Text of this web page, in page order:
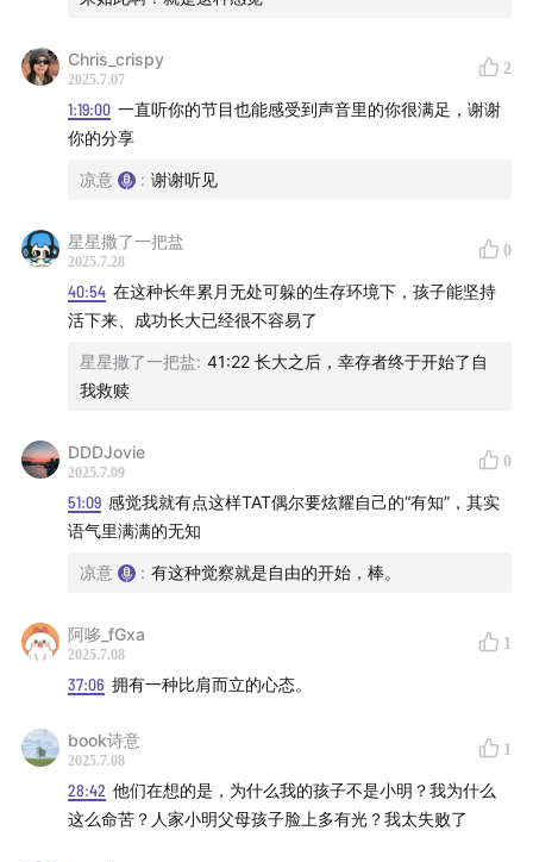
Chris_crispy
2025.7.07
2
1:19:00 一直听你的节目也能感受到声音里的你很满足，谢谢
你的分享
凉意 : 谢谢听见
星星撒了一把盐
2025.7.28
0
40:54 在这种长年累月无处可躲的生存环境下，孩子能坚持
活下来、成功长大已经很不容易了
星星撒了一把盐: 41:22 长大之后，幸存者终于开始了自
我救赎
DDDJovie
2025.7.09
0
51:09 感觉我就有点这样TAT偶尔要炫耀自己的“有知”，其实
语气里满满的无知
凉意 : 有这种觉察就是自由的开始，棒。
阿哆_fGxa
2025.7.08
1
37:06 拥有一种比肩而立的心态。
book诗意
2025.7.08
1
28:42 他们在想的是，为什么我的孩子不是小明？我为什么
这么命苦？人家小明父母孩子脸上多有光？我太失败了